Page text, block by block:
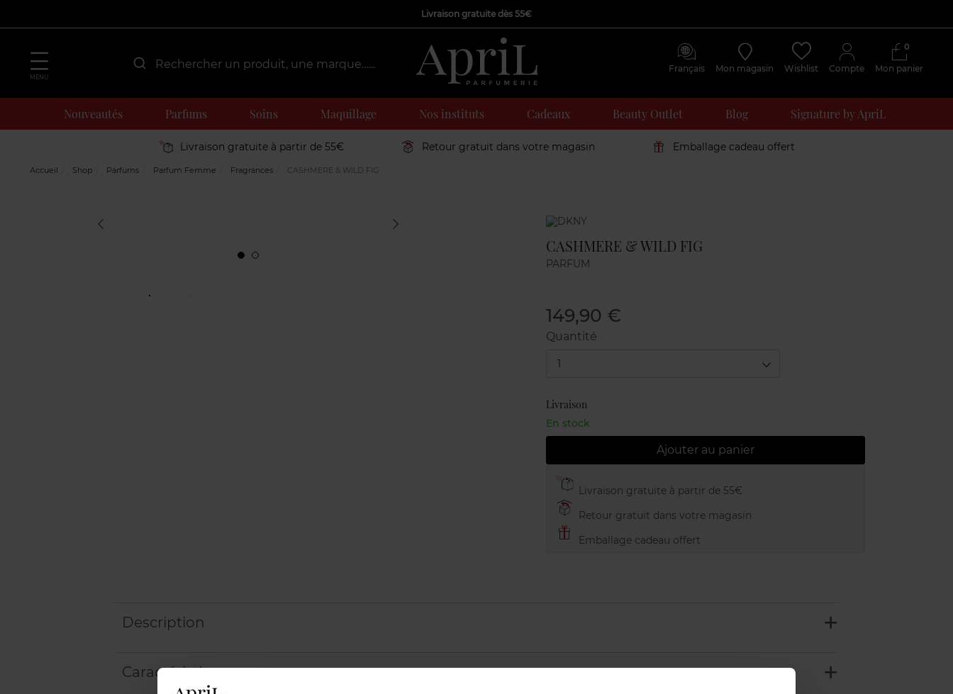
Livraison gratuite dès 55€
MENU
Français Mon magasin Wishlist Compte Mon panier
0
Nouveautés Parfums Soins Maquillage Nos instituts Cadeaux Beauty Outlet Blog Signature by ApriL
Livraison gratuite à partir de 55€ Retour gratuit dans votre magasin Emballage cadeau offert
Accueil Shop Parfums Parfum Femme Fragrances CASHMERE & WILD FIG
Marque
CASHMERE & WILD FIG
PARFUM
149,90 €
Quantité
1
Livraison
En stock
Ajouter au panier
Livraison gratuite à partir de 55€
Retour gratuit dans votre magasin
Emballage cadeau offert
Description
Caractéristiques